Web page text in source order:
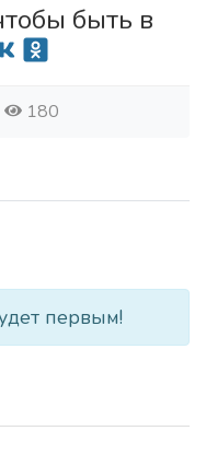
быть в
180
первым!